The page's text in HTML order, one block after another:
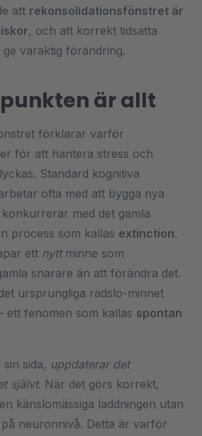
att rekonsolidationsfönstret är
, och att korrekt tidsatta
varaktig förändring.
är allt
förklarar varför
för att hantera stress och
Standard kognitiva
ofta med att bygga nya
med det gamla
process som kallas extinction.
ett nyttminne som
snarare än att förändra det.
ursprungliga rädslo-minnet
fenomen som kallas spontan
sida, uppdaterar det
självt. När det görs korrekt,
känslomässiga laddningen utan
neuronnivå. Detta är varför